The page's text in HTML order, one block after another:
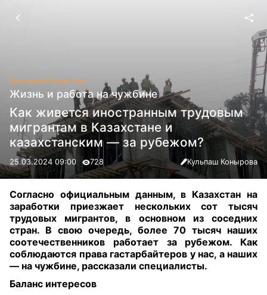
ЭкономикаЛичный счет
Жизнь и работа на чужбине
Как живется иностранным трудовым
мигрантам в Казахстане и
казахстанским — за рубежом?
25.03.2024 09:00 728 Кульпаш Конырова
Согласно официальным данным, в Казахстан на
заработки приезжает нескольких сот тысяч
трудовых мигрантов, в основном из соседних
стран. В свою очередь, более 70 тысяч наших
соотечественников работает за рубежом. Как
соблюдаются права гастарбайтеров у нас, а наших
— на чужбине, рассказали специалисты.
Баланс интересов